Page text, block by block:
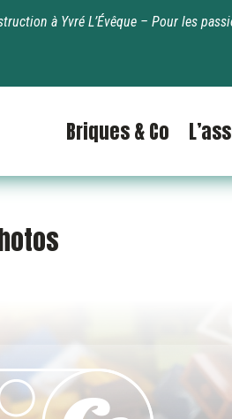
à Yvré L’Évêque – Pour les
Briques & Co